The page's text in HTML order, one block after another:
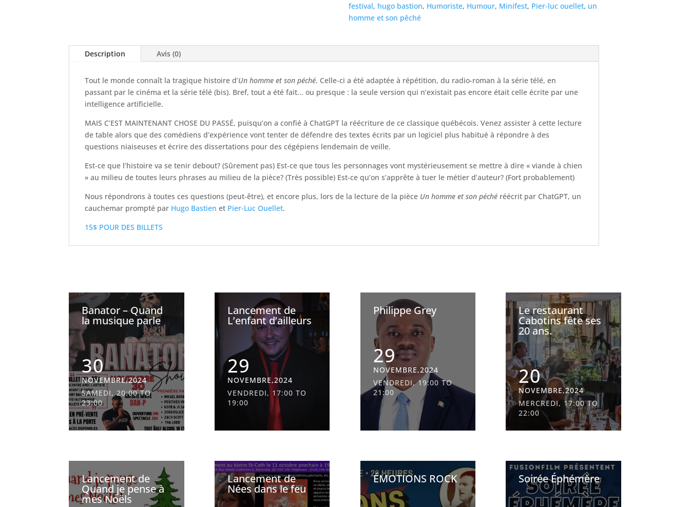
festival, hugo bastion, Humoriste, Humour, Minifest, Pier-luc ouellet, un
homme et son pêché
Description Avis (0)
Tout le monde connaît la tragique histoire d’Un homme et son péché. Celle-ci a été adaptée à répétition, du radio-roman à la série télé, en
passant par le cinéma et la série télé (bis). Bref, tout a été fait... ou presque : la seule version qui n’existait pas encore était celle écrite par une
intelligence artificielle.
MAIS C’EST MAINTENANT CHOSE DU PASSÉ, puisqu’on a confié à ChatGPT la réécriture de ce classique québécois. Venez assister à cette lecture
de table alors que des comédiens d’expérience vont tenter de défendre des textes écrits par un logiciel plus habitué à répondre à des
questions niaiseuses et écrire des dissertations pour des cégépiens lendemain de veille.
Est-ce que l’histoire va se tenir debout? (Sûrement pas) Est-ce que tous les personnages vont mystérieusement se mettre à dire « viande à chien
» au milieu de toutes leurs phrases au milieu de la pièce? (Très possible) Est-ce qu’on s’apprête à tuer le métier d’auteur? (Fort probablement)
Nous répondrons à toutes ces questions (peut-être), et encore plus, lors de la lecture de la pièce Un homme et son péché réécrit par ChatGPT, un
cauchemar prompté par Hugo Bastien et Pier-Luc Ouellet.
15$ POUR DES BILLETS
Banator – Quand
la musique parle
30
NOVEMBRE,2024
SAMEDI, 20:00 TO
23:00
Lancement de
L’enfant d’ailleurs
29
NOVEMBRE,2024
VENDREDI, 17:00 TO
19:00
Philippe Grey
29
NOVEMBRE,2024
VENDREDI, 19:00 TO
21:00
Le restaurant
Cabotins fête ses
20 ans.
20
NOVEMBRE,2024
MERCREDI, 17:00 TO
22:00
Lancement de
Quand je pense à
mes Noëls
Lancement de
Nées dans le feu
ÉMOTIONS ROCK Soirée Éphémère